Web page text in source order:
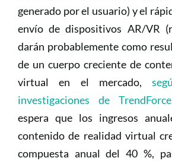
generado por el usuario) y el
envío de dispositivos AR/VR
darán probablemente como
de un cuerpo creciente de
virtual en el mercado,
investigaciones de TrendForce
espera que los ingresos
contenido de realidad virtual
compuesta anual del 40 %,